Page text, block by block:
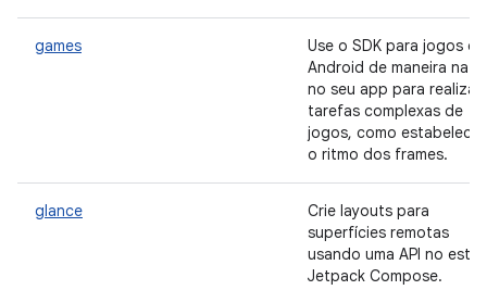
games
Use o SDK para jogos do
Android de maneira
no seu app para realizar
tarefas complexas de
jogos, como estabelecer
o ritmo dos frames.
glance
Crie layouts para
superfícies remotas
usando uma API no estilo
Jetpack Compose.